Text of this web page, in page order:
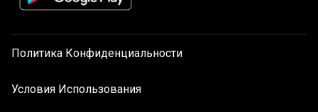
Политика Конфиденциальности
Условия Использования